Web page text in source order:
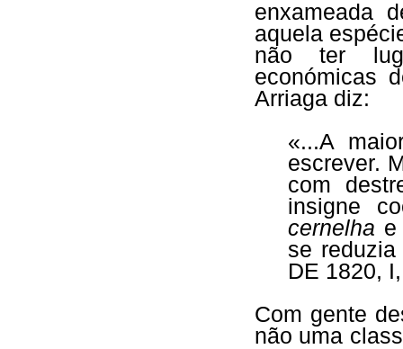
enxameada
aquela
não ter
económicas
Arriaga diz:
«...A
escrever.
com
insigne
cernelha
se
DE 1820,
Com gente
não uma